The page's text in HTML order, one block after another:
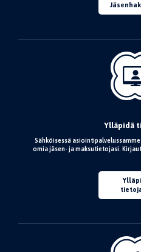
Ylläpidä
Sähköisessä
omia jäsen- ja maksutietojasi.